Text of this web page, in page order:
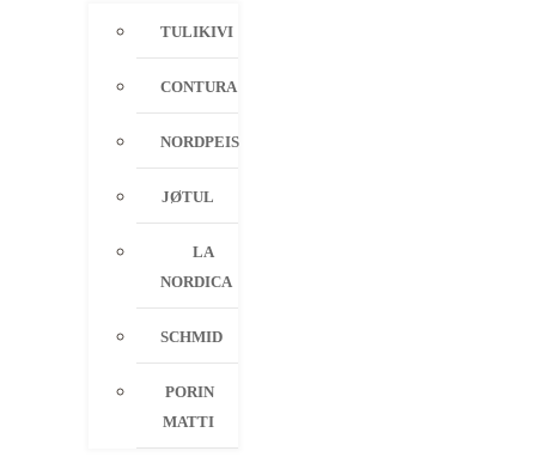
TULIKIVI
CONTURA
NORDPEIS
JØTUL
LA
NORDICA
SCHMID
PORIN
MATTI